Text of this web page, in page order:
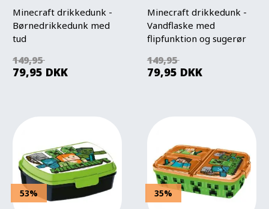
Minecraft drikkedunk -
Børnedrikkedunk med
tud
149,95
79,95 DKK
Minecraft drikkedunk -
Vandflaske med
flipfunktion og sugerør
149,95
79,95 DKK
53% 35%